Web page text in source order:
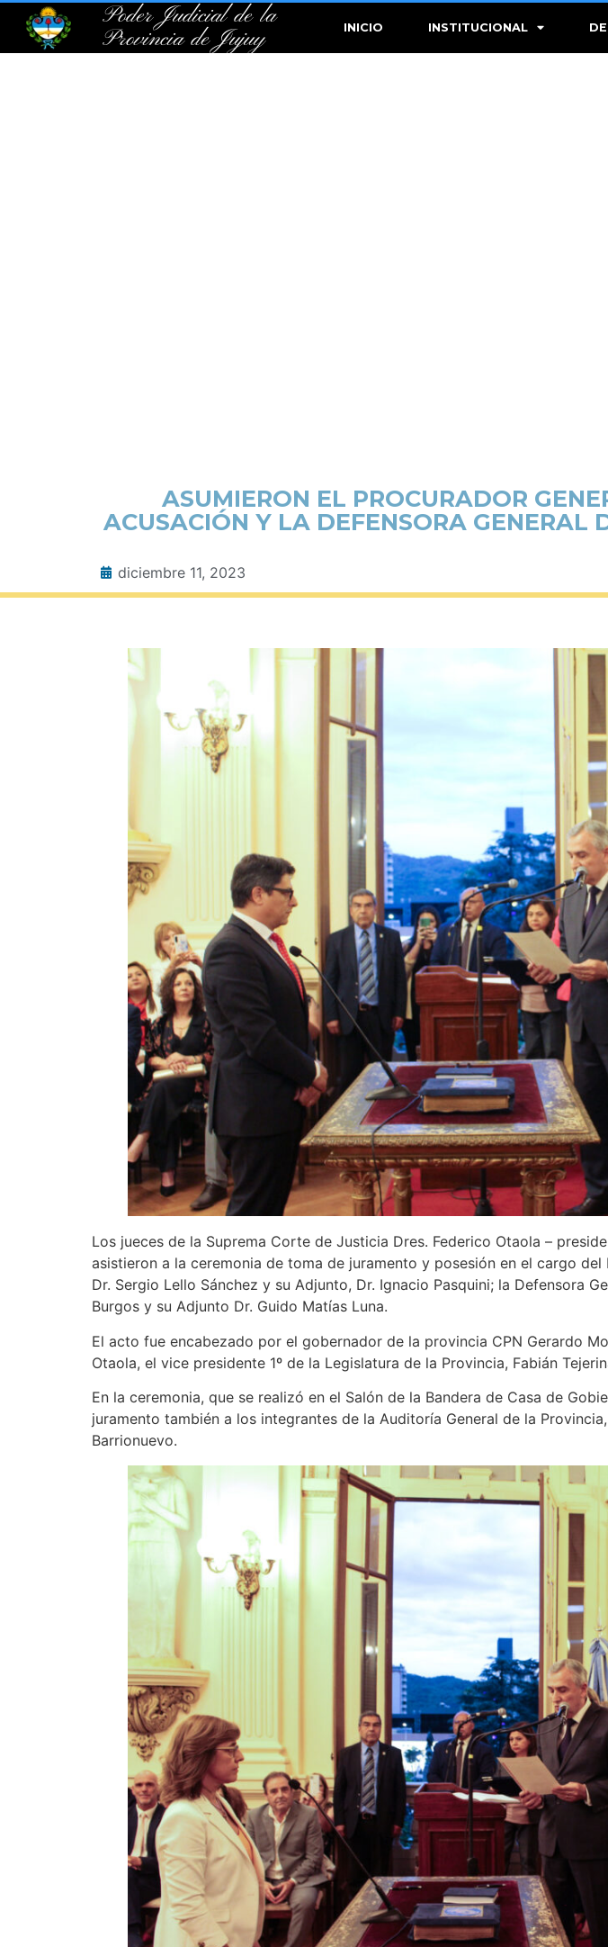
Poder Judicial de la
Provincia de Jujuy
INICIO INSTITUCIONAL
ASUMIERON EL PROCURADOR
ACUSACIÓN Y LA DEFENSORA GENERAL
diciembre 11, 2023
Los jueces de la Suprema Corte de Justicia Dres. Federico Otaola –
asistieron a la ceremonia de toma de juramento y posesión en el cargo
Dr. Sergio Lello Sánchez y su Adjunto, Dr. Ignacio Pasquini; la Defensora
Burgos y su Adjunto Dr. Guido Matías Luna.
El acto fue encabezado por el gobernador de la provincia CPN Gerardo
Otaola, el vice presidente 1º de la Legislatura de la Provincia, Fabián
En la ceremonia, que se realizó en el Salón de la Bandera de Casa de
juramento también a los integrantes de la Auditoría General de la
Barrionuevo.